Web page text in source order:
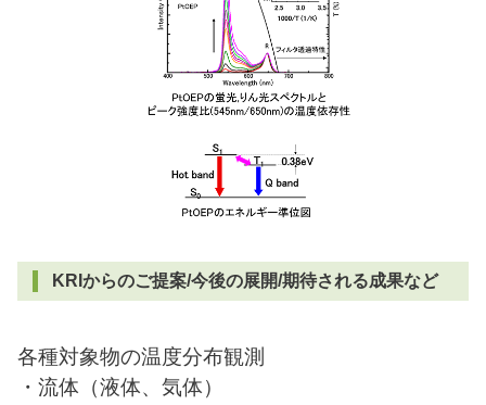
KRIからのご提案/今後の展開/期待される成果など
各種対象物の温度分布観測
・流体（液体、気体）